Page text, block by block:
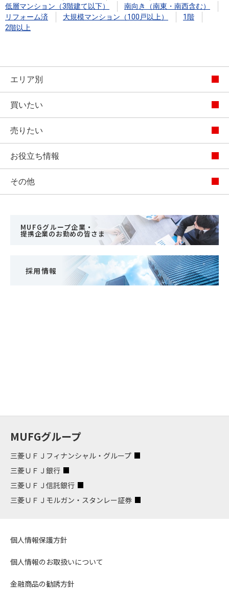
低層マンション（3階建て以下）
南向き（南東・南西含む）
リフォーム済
大規模マンション（100戸以上）
1階
2階以上
エリア別
買いたい
売りたい
お役立ち情報
その他
MUFGグループ企業・
提携企業のお勤めの皆さま
採用情報
MUFGグループ
三菱ＵＦＪフィナンシャル・グループ
三菱ＵＦＪ銀行
三菱ＵＦＪ信託銀行
三菱ＵＦＪモルガン・スタンレー証券
個人情報保護方針
個人情報のお取扱いについて
金融商品の勧誘方針